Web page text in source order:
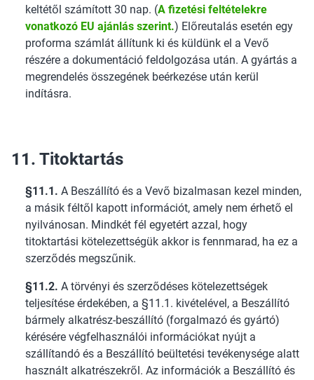
keltétől számított 30 nap. (A fizetési feltételekre
vonatkozó EU ajánlás szerint.) Előreutalás esetén egy
proforma számlát állítunk ki és küldünk el a Vevő
részére a dokumentáció feldolgozása után. A gyártás a
megrendelés összegének beérkezése után kerül
indításra.
11. Titoktartás
§11.1. A Beszállító és a Vevő bizalmasan kezel minden,
a másik féltől kapott információt, amely nem érhető el
nyilvánosan. Mindkét fél egyetért azzal, hogy
titoktartási kötelezettségük akkor is fennmarad, ha ez a
szerződés megszűnik.
§11.2. A törvényi és szerződéses kötelezettségek
teljesítése érdekében, a §11.1. kivételével, a Beszállító
bármely alkatrész-beszállító (forgalmazó és gyártó)
kérésére végfelhasználói információkat nyújt a
szállítandó és a Beszállító beültetési tevékenysége alatt
használt alkatrészekről. Az információk a Beszállító és